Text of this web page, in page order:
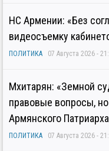
НС Армении: «Без
видеосъемку
ПОЛИТИКА 07 Августа 2026 -
Мхитарян: «Земной
правовые вопросы,
Армянского
ПОЛИТИКА 07 Августа 2026 -